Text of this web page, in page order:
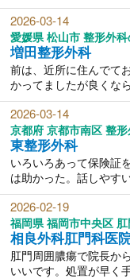
2026-03-14
愛媛県 松山市 整形外科
増田整形外科
前は、近所に住んでて
かってましたが良くな
2026-03-14
京都府 京都市南区 整
東整形外科
いろいろあって保険証
は助かった。話しやす
2026-02-19
福岡県 福岡市中央区
相良外科肛門科医
肛門周囲膿瘍で院長か
いいです。処置が早く